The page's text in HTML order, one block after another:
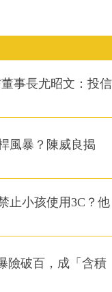
事長尤昭文：投信
風暴？陳威良揭
止小孩使用3C？他
險破百，成「含積